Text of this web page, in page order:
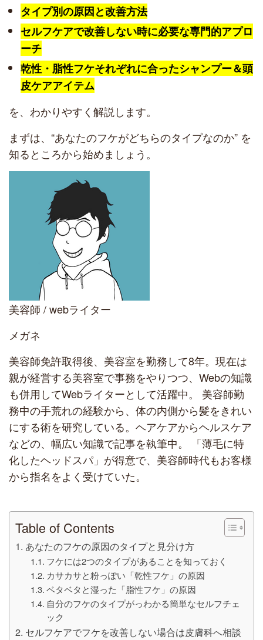
タイプ別の原因と改善方法
セルフケアで改善しない時に必要な専門的アプロ
ーチ
乾性・脂性フケそれぞれに合ったシャンプー＆頭
皮ケアアイテム
を、わかりやすく解説します。
まずは、“あなたのフケがどちらのタイプなのか” を
知るところから始めましょう。
美容師 / webライター
メガネ
美容師免許取得後、美容室を勤務して8年。現在は
親が経営する美容室で事務をやりつつ、Webの知識
も併用してWebライターとして活躍中。 美容師勤
務中の手荒れの経験から、体の内側から髪をきれい
にする術を研究している。ヘアケアからヘルスケア
などの、幅広い知識で記事を執筆中。 「薄毛に特
化したヘッドスパ」が得意で、美容師時代もお客様
から指名をよく受けていた。
Table of Contents
あなたのフケの原因のタイプと見分け方
フケには2つのタイプがあることを知っておく
カサカサと粉っぽい「乾性フケ」の原因
ベタベタと湿った「脂性フケ」の原因
自分のフケのタイプがっわかる簡単なセルフチェ
ック
セルフケアでフケを改善しない場合は皮膚科へ相談